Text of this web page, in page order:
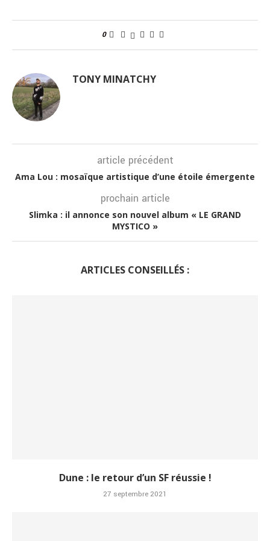
0
TONY MINATCHY
article précédent
Ama Lou : mosaïque artistique d’une étoile émergente
prochain article
Slimka : il annonce son nouvel album « LE GRAND
MYSTICO »
ARTICLES CONSEILLÉS :
Dune : le retour d’un SF réussie !
27 septembre 2021